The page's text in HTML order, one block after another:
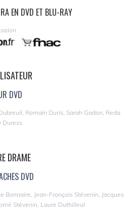
EN DVD ET BLU-RAY
DVD
Romain Duris, Sarah Gadon, Reda
Duress
DRAME
DVD
Bonnaire, Jean-François Stévenin, Jacques
Stévenin, Laure Duthilleul